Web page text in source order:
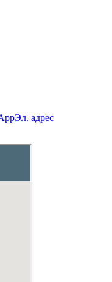
Эл. адрес